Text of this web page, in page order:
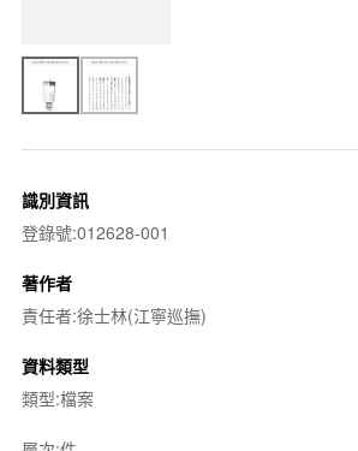
識別資訊
登錄號:012628-001
著作者
責任者:徐士林(江寧巡撫)
資料類型
類型:檔案